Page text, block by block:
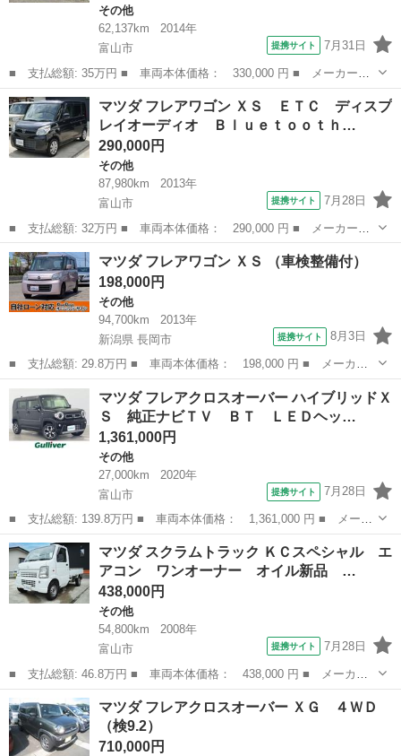
その他
62,137km
2014年
富山市
提携サイト 7月31日
■ 支払総額: 35万円 ■ 車両本体価格： 330,000 円 ■ メーカー
名： マツダ ■ 車種名： キャロルエコ ■ グレード名： ＥＣＯ
－Ｘ スマートキー タコメーター アイドリングストップ 電動格
納ウインカミラー...
富山 富山市 その他
マツダ フレアワゴン ＸＳ ＥＴＣ ディスプ
レイオーディオ Ｂｌｕｅｔｏｏｔｈ…
290,000円
その他
87,980km
2013年
富山市
提携サイト 7月28日
■ 支払総額: 32万円 ■ 車両本体価格： 290,000 円 ■ メーカー
名： マツダ ■ 車種名： フレアワゴン ■ グレード名： ＸＳ
ＥＴＣ ディスプレイオーディオ Ｂｌｕｅｔｏｏｔｈ バックカメ
ラ ２３年式ラジ...
富山 富山市 その他
マツダ フレアワゴン ＸＳ （車検整備付）
198,000円
その他
94,700km
2013年
新潟県 長岡市
提携サイト 8月3日
■ 支払総額: 29.8万円 ■ 車両本体価格： 198,000 円 ■ メーカー
名： マツダ ■ 車種名： フレアワゴン ■ グレード名： ＸＳ
■ 排気量： 660cc ■ ドア枚数： 5D ■ ミッション： CVT ...
新潟 長岡市 その他
マツダ フレアクロスオーバー ハイブリッドＸ
Ｓ 純正ナビＴＶ ＢＴ ＬＥＤヘッ…
1,361,000円
その他
27,000km
2020年
富山市
提携サイト 7月28日
■ 支払総額: 139.8万円 ■ 車両本体価格： 1,361,000 円 ■ メーカ
ー名： マツダ ■ 車種名： フレアクロスオーバー ■ グレード
名： ハイブリッドＸＳ 純正ナビＴＶ ＢＴ ＬＥＤヘッドライ
ト 衝突被害...
富山 富山市 その他
マツダ スクラムトラック ＫＣスペシャル エ
アコン ワンオーナー オイル新品 …
438,000円
その他
54,800km
2008年
富山市
提携サイト 7月28日
■ 支払総額: 46.8万円 ■ 車両本体価格： 438,000 円 ■ メーカー
名： マツダ ■ 車種名： スクラムトラック ■ グレード名： Ｋ
Ｃスペシャル エアコン ワンオーナー オイル新品 オイルエレメ
ント新品 ■...
富山市 その他
マツダ フレアクロスオーバー ＸＧ ４ＷＤ
（検9.2）
710,000円